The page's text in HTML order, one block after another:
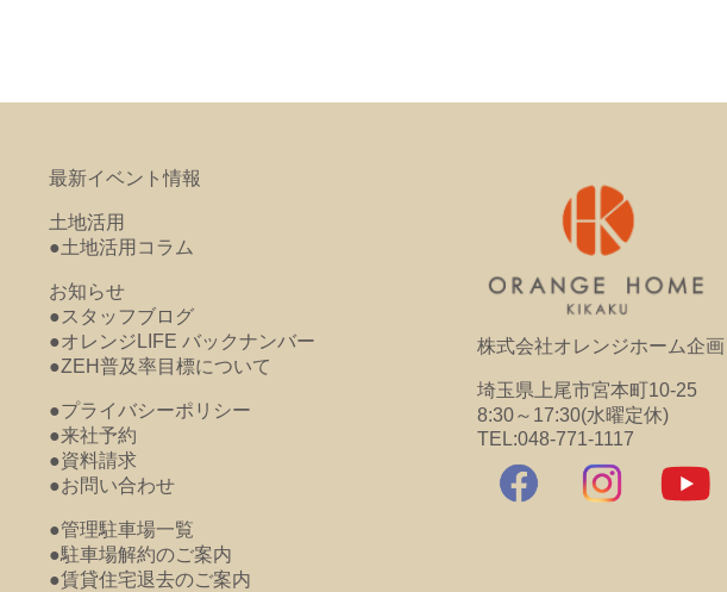
最新イベント情報
土地活用
●土地活用コラム
お知らせ
●スタッフブログ
●オレンジLIFE バックナンバー
●ZEH普及率目標について
●プライバシーポリシー
●来社予約
●資料請求
●お問い合わせ
●管理駐車場一覧
●駐車場解約のご案内
●賃貸住宅退去のご案内
株式会社オレンジホーム企画
埼玉県上尾市宮本町10-25
8:30～17:30(水曜定休)
TEL:048-771-1117